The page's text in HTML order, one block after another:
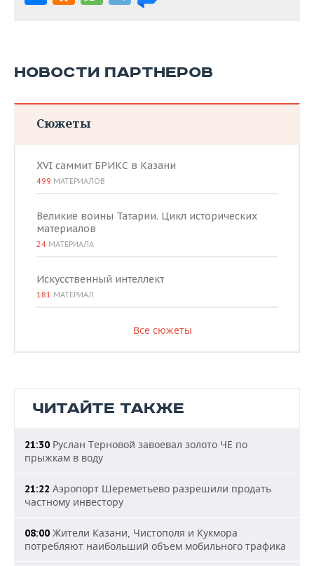
НОВОСТИ ПАРТНЕРОВ
Сюжеты
XVI саммит БРИКС в Казани
499 МАТЕРИАЛОВ
Великие воины Татарии. Цикл исторических
материалов
24 МАТЕРИАЛА
Искусственный интеллект
181 МАТЕРИАЛ
Все сюжеты
ЧИТАЙТЕ ТАКЖЕ
21:30 Руслан Терновой завоевал золото ЧЕ по
прыжкам в воду
21:22 Аэропорт Шереметьево разрешили продать
частному инвестору
08:00 Жители Казани, Чистополя и Кукмора
потребляют наибольший объем мобильного трафика